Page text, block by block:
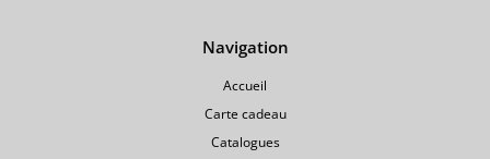
Navigation
Accueil
Carte cadeau
Catalogues